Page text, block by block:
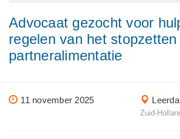
Advocaat gezocht voor
regelen van het stopzetten
partneralimentatie
11 november 2025
Zuid-